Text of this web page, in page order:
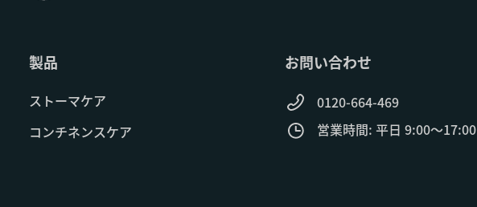
製品
ストーマケア
コンチネンスケア
お問い合わせ
0120-664-469
営業時間: 平日 9:00～17:00